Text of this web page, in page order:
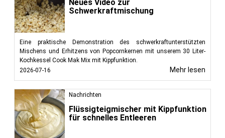
Neues Video zur
Schwerkraftmischung
Eine praktische Demonstration des schwerkraftunterstützten
Mischens und Erhitzens von Popcornkernen mit unserem 30 Liter-
Kochkessel Cook Mak Mix mit Kippfunktion.
2026-07-16
Mehr lesen
Nachrichten
Flüssigteigmischer mit Kippfunktion
für schnelles Entleeren